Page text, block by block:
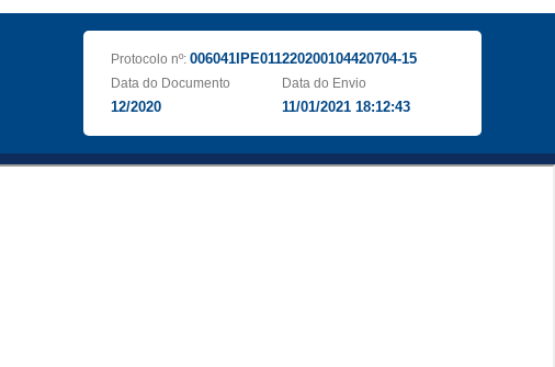
Protocolo nº: 006041IPE011220200104420704-15
Data do Documento
12/2020
Data do Envio
11/01/2021 18:12:43